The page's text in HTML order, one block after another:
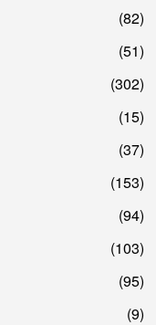
82
51
302
15
37
153
94
103
95
9